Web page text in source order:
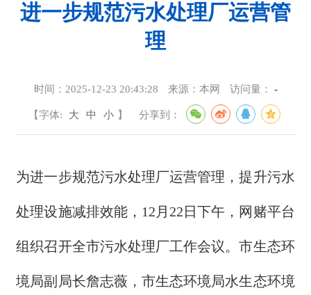
进一步规范污水处理厂运营管
理
时间： 2025-12-23 20:43:28 来源： 本网 访问量： -
【字体: 大 中 小 】 分享到：
为进一步规范污水处理厂运营管理，提升污水
处理设施减排效能，12月22日下午，网赌平台
组织召开全市污水处理厂工作会议。市生态环
境局副局长詹志薇，市生态环境局水生态环境